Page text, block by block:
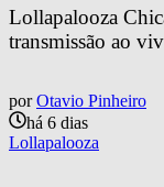
Lollapalooza
transmissão ao
por Otavio Pinheiro
há 6 dias
Lollapalooza